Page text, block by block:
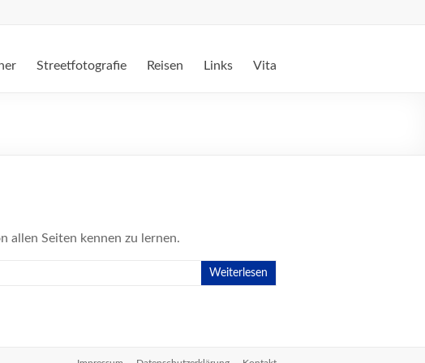
Streetfotografie Reisen Links Vita
allen Seiten kennen zu lernen.
Weiterlesen